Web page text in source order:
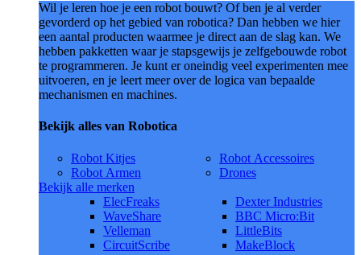
Wil je leren hoe je een robot bouwt? Of ben je al verder
gevorderd op het gebied van robotica? Dan hebben we hier
een aantal producten waarmee je direct aan de slag kan. We
hebben pakketten waar je stapsgewijs je zelfgebouwde robot
te programmeren. Je kunt er oneindig veel experimenten mee
uitvoeren, en je leert meer over de logica van bepaalde
mechanismen en machines.
Bekijk alles van Robotica
Robot Kitjes
Robot Armen
Robot Accessoires
Drones
Bekijk alle merken
ElecFreaks
WaveShare
Velleman
CircuitScribe
Dexter Industries
BBC Micro:Bit
LittleBits
MakeBlock